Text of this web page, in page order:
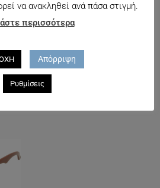
PRIME Orange
να ανακληθεί ανά πάσα στιγμή.
περισσότερα
Απόρριψη
Ρυθμίσεις